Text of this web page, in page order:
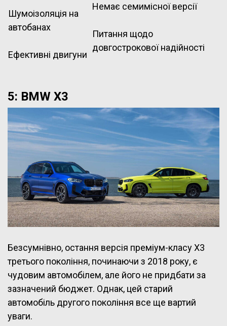
Шумоізоляція на
автобанах
Ефективні двигуни
Немає семимісної версії
Питання щодо
довгострокової надійності
5: BMW X3
Безсумнівно, остання версія преміум-класу X3
третього покоління, починаючи з 2018 року, є
чудовим автомобілем, але його не придбати за
зазначений бюджет. Однак, цей старий
автомобіль другого покоління все ще вартий
уваги.